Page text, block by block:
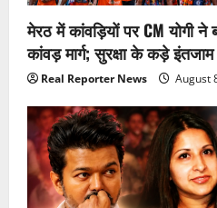
मेरठ में कांवड़ियों पर CM योगी
कांवड़ मार्ग; सुरक्षा के कड़े इंतजाम
Real Reporter News August